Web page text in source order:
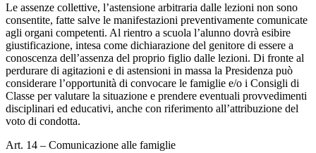
Le assenze collettive, l’astensione arbitraria dalle lezioni non sono
consentite, fatte salve le manifestazioni preventivamente comunicate
agli organi competenti. Al rientro a scuola l’alunno dovrà esibire
giustificazione, intesa come dichiarazione del genitore di essere a
conoscenza dell’assenza del proprio figlio dalle lezioni. Di fronte al
perdurare di agitazioni e di astensioni in massa la Presidenza può
considerare l’opportunità di convocare le famiglie e/o i Consigli di
Classe per valutare la situazione e prendere eventuali provvedimenti
disciplinari ed educativi, anche con riferimento all’attribuzione del
voto di condotta.
Art. 14 – Comunicazione alle famiglie